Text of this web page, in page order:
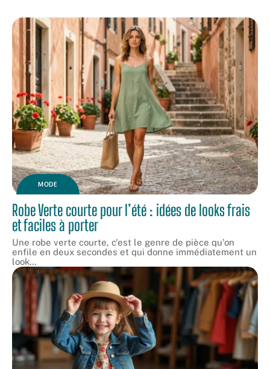
MODE
Robe Verte courte pour l’été : idées de looks frais
et faciles à porter
Une robe verte courte, c'est le genre de pièce qu'on
enfile en deux secondes et qui donne immédiatement un
look…